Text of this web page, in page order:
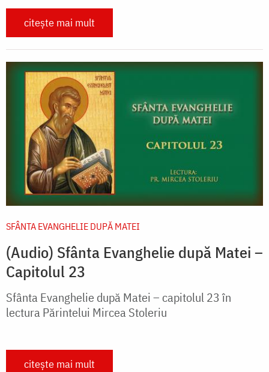
citește mai mult
SFÂNTA EVANGHELIE DUPĂ MATEI
(Audio) Sfânta Evanghelie după Matei –
Capitolul 23
Sfânta Evanghelie după Matei – capitolul 23 în
lectura Părintelui Mircea Stoleriu
citește mai mult